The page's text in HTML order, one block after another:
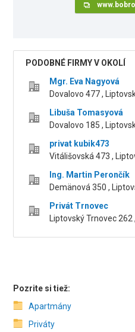
PODOBNÉ FIRMY V OKOLÍ
Mgr. Eva Nagyová
Dovalovo 477 ,
Libuša Tomasyová
Dovalovo 185 ,
privat kubik473
Vitálišovská 473 ,
Ing. Martin Perončík
Demänová 350 ,
Privát Trnovec
Liptovský Trnovec
Pozrite si tiež:
Apartmány
Priváty